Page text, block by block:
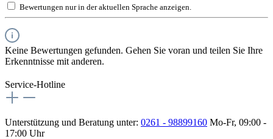
Bewertungen nur in der aktuellen Sprache anzeigen.
Keine Bewertungen gefunden. Gehen Sie voran und teilen Sie Ihre
Erkenntnisse mit anderen.
Service-Hotline
Unterstützung und Beratung unter: 0261 - 98899160 Mo-Fr, 09:00 -
17:00 Uhr